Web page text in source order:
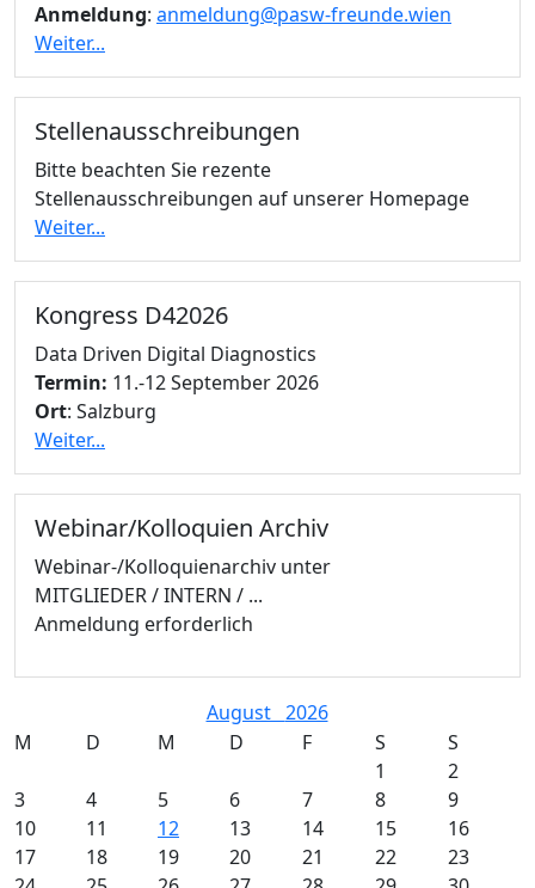
Anmeldung: anmeldung@pasw-freunde.wien
Weiter...
Stellenausschreibungen
Bitte beachten Sie rezente
Stellenausschreibungen auf unserer Homepage
Weiter...
Kongress D42026
Data Driven Digital Diagnostics
Termin: 11.-12 September 2026
Ort: Salzburg
Weiter...
Webinar/Kolloquien Archiv
Webinar-/Kolloquienarchiv unter
MITGLIEDER / INTERN / ...
Anmeldung erforderlich
August 2026
M
D M D F S
S
1
2
3
4 5 6 7 8
9
10
11 12 13 14 15
16
17
18 19 20 21 22
23